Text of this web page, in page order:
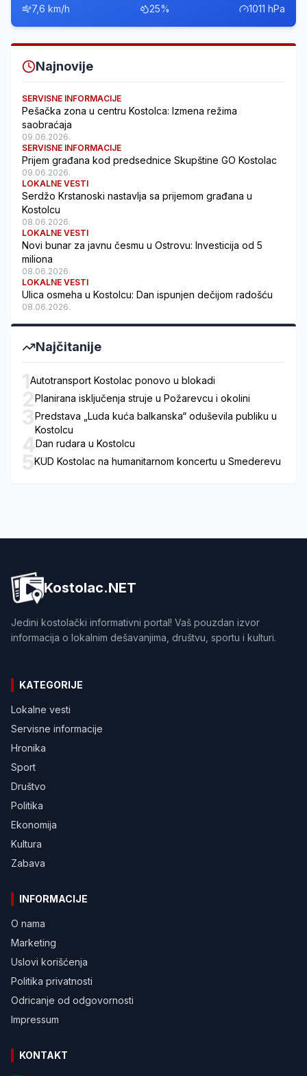
7,6 km/h 25% 1011 hPa
Najnovije
SERVISNE INFORMACIJE
Pešačka zona u centru Kostolca: Izmena režima
saobraćaja
09.06.2026.
SERVISNE INFORMACIJE
Prijem građana kod predsednice Skupštine GO Kostolac
09.06.2026.
LOKALNE VESTI
Serdžo Krstanoski nastavlja sa prijemom građana u
Kostolcu
08.06.2026.
LOKALNE VESTI
Novi bunar za javnu česmu u Ostrovu: Investicija od 5
miliona
08.06.2026.
LOKALNE VESTI
Ulica osmeha u Kostolcu: Dan ispunjen dečijom radošću
08.06.2026.
Najčitanije
1Autotransport Kostolac ponovo u blokadi
2Planirana isključenja struje u Požarevcu i okolini
3Predstava „Luda kuća balkanska“ oduševila publiku u
Kostolcu
4Dan rudara u Kostolcu
5KUD Kostolac na humanitarnom koncertu u Smederevu
Kostolac.NET
Jedini kostolački informativni portal! Vaš pouzdan izvor
informacija o lokalnim dešavanjima, društvu, sportu i kulturi.
KATEGORIJE
Lokalne vesti
Servisne informacije
Hronika
Sport
Društvo
Politika
Ekonomija
Kultura
Zabava
INFORMACIJE
O nama
Marketing
Uslovi korišćenja
Politika privatnosti
Odricanje od odgovornosti
Impressum
KONTAKT